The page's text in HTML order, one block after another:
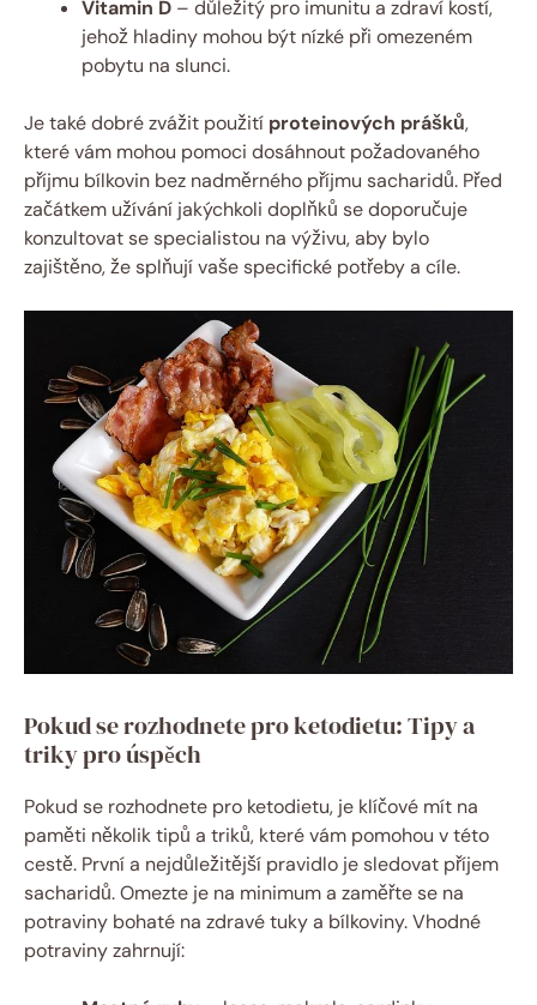
Vitamin D – důležitý pro imunitu a zdraví kostí,
jehož hladiny mohou být nízké při omezeném
pobytu na slunci.
Je také dobré zvážit použití proteinových prášků,
které vám mohou pomoci dosáhnout požadovaného
příjmu bílkovin bez nadměrného příjmu sacharidů. Před
začátkem užívání jakýchkoli doplňků se doporučuje
konzultovat se specialistou na výživu, aby bylo
zajištěno, že splňují vaše specifické potřeby a cíle.
Pokud se rozhodnete pro ketodietu: Tipy a
triky pro úspěch
Pokud se rozhodnete pro ketodietu, je klíčové mít na
paměti několik tipů a triků, které vám pomohou v této
cestě. První a nejdůležitější pravidlo je sledovat příjem
sacharidů. Omezte je na minimum a zaměřte se na
potraviny bohaté na zdravé tuky a bílkoviny. Vhodné
potraviny zahrnují: